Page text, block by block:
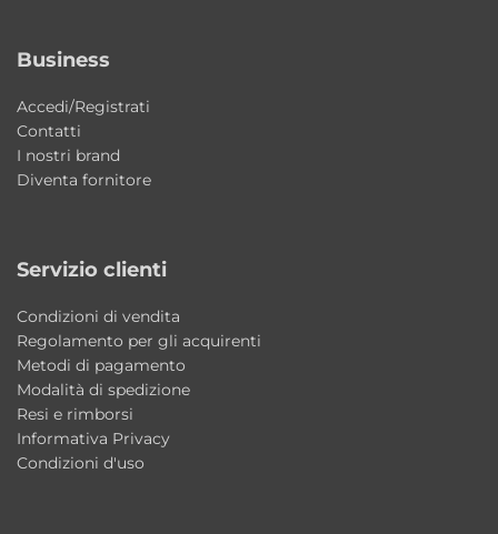
lucido
facilità di pulizia, ottimo isolamento termico
e una lunga durata nel tempo. La struttura è
composta da
incasso
Scegliere Sharm significa portare nella
propria casa una vasca idromassaggio
elegante, progettata per offrire comfort e
qualità nel tempo. La configurazione da
incasso, il design firmato Alessandro Paolelli
Business
Accedi/Registrati
Contatti
I nostri brand
Diventa fornitore
Servizio clienti
Condizioni di vendita
Regolamento per gli acquirenti
Metodi di pagamento
Modalità di spedizione
Resi e rimborsi
Informativa Privacy
Condizioni d'uso